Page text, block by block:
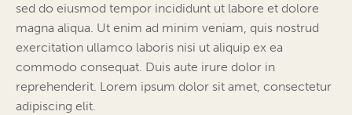
sed do eiusmod tempor incididunt ut labore et dolore
magna aliqua. Ut enim ad minim veniam, quis nostrud
exercitation ullamco laboris nisi ut aliquip ex ea
commodo consequat. Duis aute irure dolor in
reprehenderit. Lorem ipsum dolor sit amet, consectetur
adipiscing elit.